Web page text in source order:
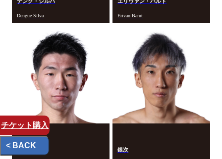
デング・シルバ
Dengue Silva
エリヴァン・バルト
Erivan Barut
古宮 晴 銀次
チケット 購入
< BACK